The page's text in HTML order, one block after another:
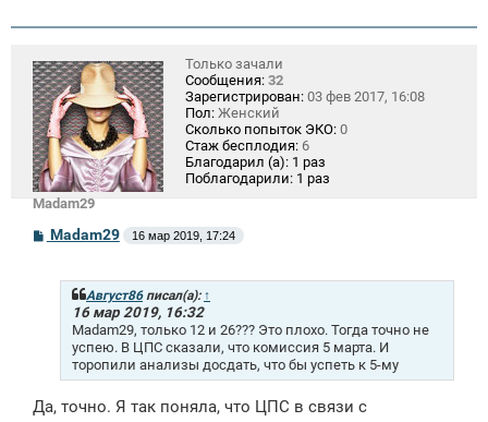
Madam29
Только зачали
Сообщения: 32
Зарегистрирован: 03 фев 2017, 16:08
Пол: Женский
Сколько попыток ЭКО: 0
Стаж бесплодия: 6
Благодарил (а): 1 раз
Поблагодарили: 1 раз
СMadam29 16 мар 2019, 17:24
Август86писал(а): ↑
16 мар 2019, 16:32
Madam29, только 12 и 26??? Это плохо. Тогда точно не
успею. В ЦПС сказали, что комиссия 5 марта. И
торопили анализы досдать, что бы успеть к 5-му
Да, точно. Я так поняла, что ЦПС в связи с